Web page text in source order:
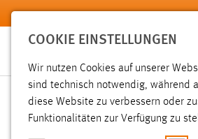
Zum Hauptinhalt springen
SUCHE
COOKIE EINSTELLUNGEN
Wir nutzen Cookies auf unserer
sind technisch notwendig, während
diese Website zu verbessern oder
Funktionalitäten zur Verfügung zu